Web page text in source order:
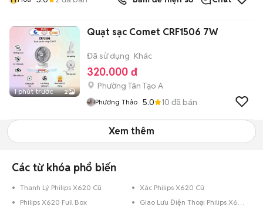
1 phút trước 2
Quạt sạc Comet CRF1506 7W
Đã sử dụng Khác
320.000 đ
Phường Tân Tạo A
Phương Thảo 5.0 10 đã bán
Xem thêm
Các từ khóa phổ biến
Thanh Lý Philips X620 Cũ
Xác Philips X620 Cũ
Philips X620 Full Box
Giao Lưu Điện Thoại Philips X620